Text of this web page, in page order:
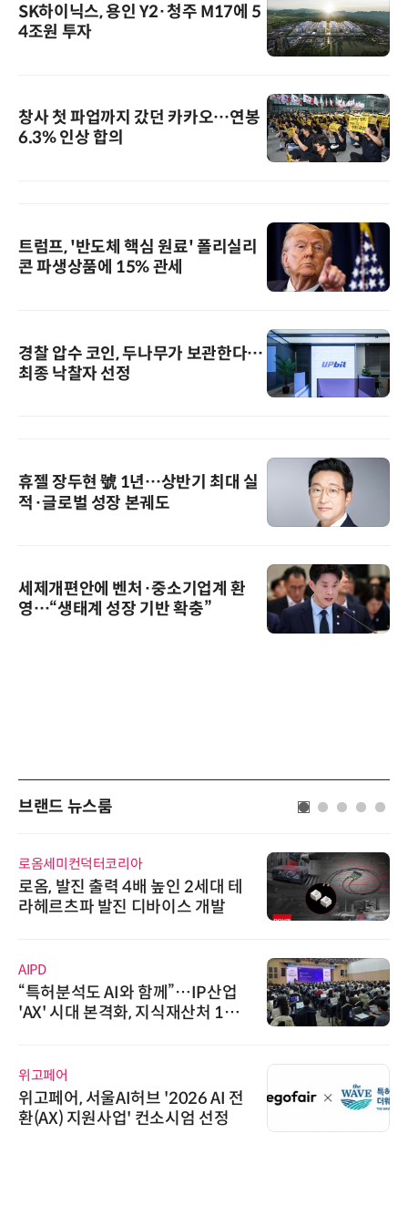
SK하이닉스, 용인 Y2·청주 M17에 5
4조원 투자
창사 첫 파업까지 갔던 카카오…연봉
6.3% 인상 합의
트럼프, '반도체 핵심 원료' 폴리실리
콘 파생상품에 15% 관세
경찰 압수 코인, 두나무가 보관한다…
최종 낙찰자 선정
휴젤 장두현 號 1년…상반기 최대 실
적·글로벌 성장 본궤도
세제개편안에 벤처·중소기업계 환
영…“생태계 성장 기반 확충”
브랜드 뉴스룸
로옴세미컨덕터코리아
로옴, 발진 출력 4배 높인 2세대 테
라헤르츠파 발진 디바이스 개발
AIPD
“특허분석도 AI와 함께”…IP산업
'AX' 시대 본격화, 지식재산처 1호
위고페어
위고페어, 서울AI허브 '2026 AI 전
환(AX) 지원사업' 컨소시엄 선정